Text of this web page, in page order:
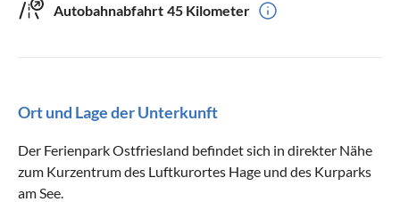
Autobahnabfahrt 45 Kilometer
Ort und Lage der Unterkunft
Der Ferienpark Ostfriesland befindet sich in direkter Nähe
zum Kurzentrum des Luftkurortes Hage und des Kurparks
am See.